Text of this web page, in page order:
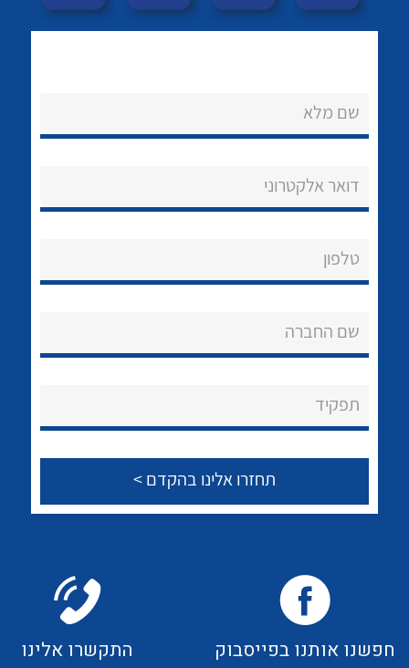
אודות
לכל מוצרי היצרן לכל מוצרי היצרן
לכל מוצרי היצרן
לכל מוצרי היצרן לכל מוצרי היצרן
שם מלא
דואר אלקטרוני
טלפון
שם החברה
תפקיד
חפשנו אותנו בפייסבוק התקשרו אלינו